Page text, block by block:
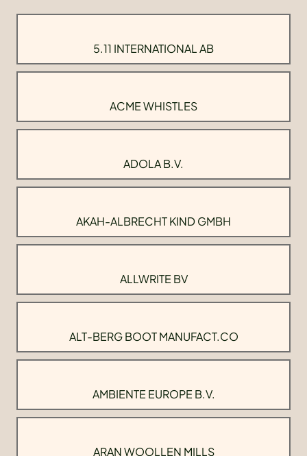
5.11 INTERNATIONAL AB
ACME WHISTLES
ADOLA B.V.
AKAH-ALBRECHT KIND GMBH
ALLWRITE BV
ALT-BERG BOOT MANUFACT.CO
AMBIENTE EUROPE B.V.
ARAN WOOLLEN MILLS